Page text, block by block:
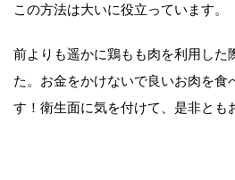
この方法は大いに役立っています。
前よりも遥かに鶏もも肉を利用した
た。お金をかけないで良いお肉を食
す！衛生面に気を付けて、是非とも